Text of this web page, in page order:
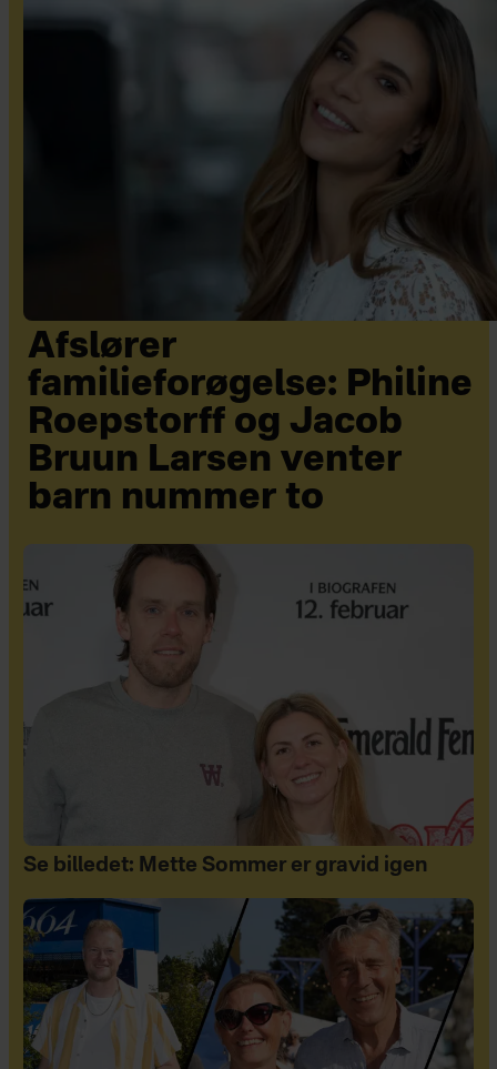
Afslører
familieforøgelse: Philine
Roepstorff og Jacob
Bruun Larsen venter
barn nummer to
Se billedet: Mette Sommer er gravid igen